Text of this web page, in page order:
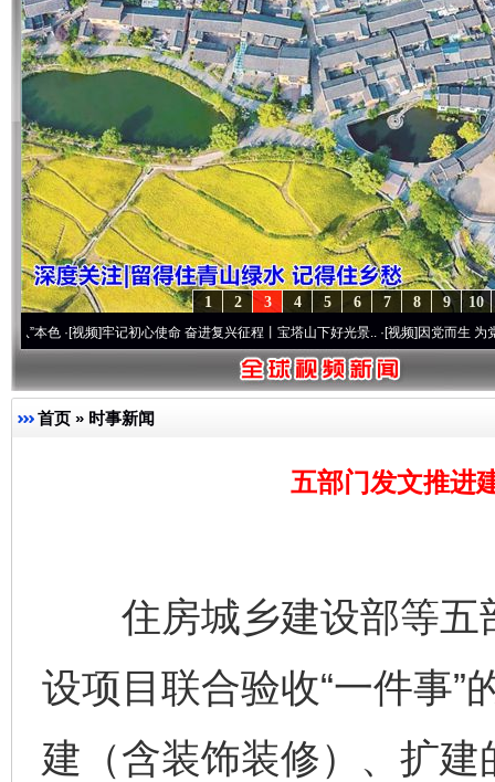
10
9
8
7
6
5
4
3
2
1
频]牢记初心使命 奋进复兴征程丨宝塔山下好光景..·[视频]因党而生 为党而战——百
首页 » 时事新闻
五部门发文推进
住房城乡建设部等五
设项目联合验收“一件事”
建（含装饰装修）、扩